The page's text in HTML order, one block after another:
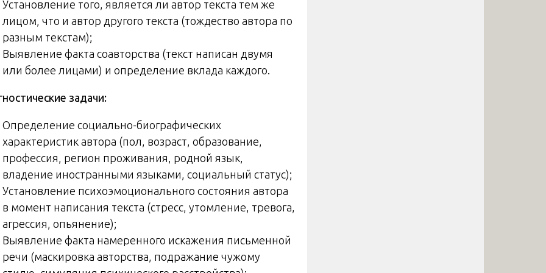
Установление того, является ли автор текста тем же
лицом, что и автор другого текста (тождество автора по
разным текстам);
Выявление факта соавторства (текст написан двумя
или более лицами) и определение вклада каждого.
задачи:
Определение социально-биографических
характеристик автора (пол, возраст, образование,
профессия, регион проживания, родной язык,
владение иностранными языками, социальный статус);
Установление психоэмоционального состояния автора
в момент написания текста (стресс, утомление, тревога,
агрессия, опьянение);
Выявление факта намеренного искажения письменной
речи (маскировка авторства, подражание чужому